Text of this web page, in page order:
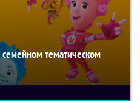
тематическом